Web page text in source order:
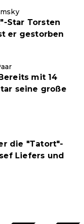
Star Torsten
er gestorben
mit 14
seine große
die "Tatort"-
Liefers und